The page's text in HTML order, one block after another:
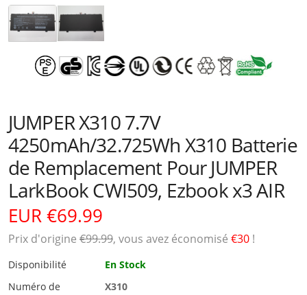
JUMPER X310 7.7V
4250mAh/32.725Wh X310 Batterie
de Remplacement Pour JUMPER
LarkBook CWI509, Ezbook x3 AIR
EUR €69.99
Prix ​​d'origine €99.99, vous avez économisé €30 !
Disponibilité
En Stock
Numéro de
X310